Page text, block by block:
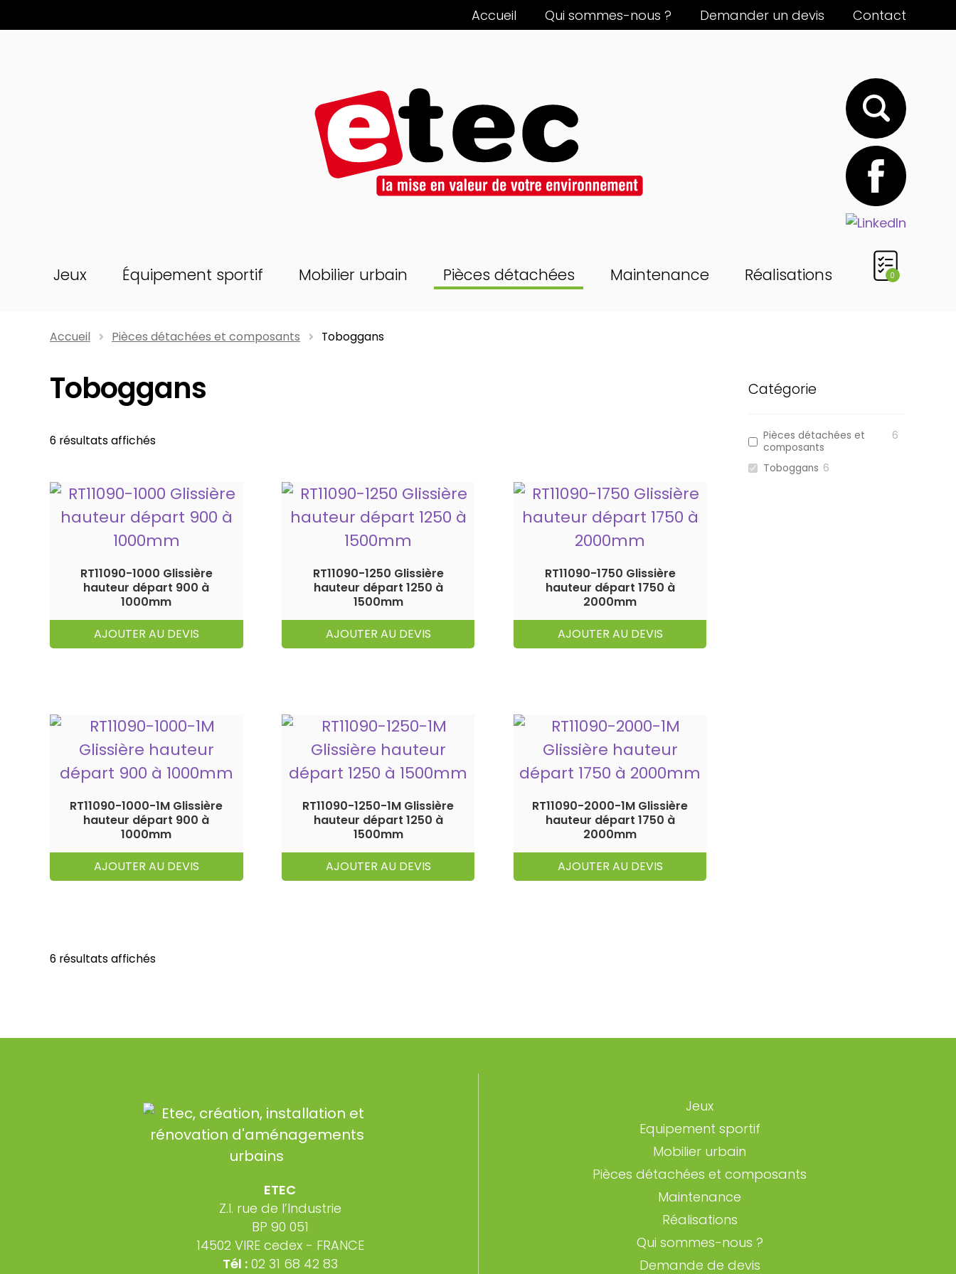
Accueil Qui sommes-nous ? Demander un devis Contact
Jeux Équipement sportif Mobilier urbain Pièces détachées Maintenance Réalisations 0
Accueil Pièces détachées et composants Toboggans
Toboggans
6 résultats affichés
RT11090-1000 Glissière
hauteur départ 900 à
1000mm
AJOUTER AU DEVIS
RT11090-1250 Glissière
hauteur départ 1250 à
1500mm
AJOUTER AU DEVIS
RT11090-1750 Glissière
hauteur départ 1750 à
2000mm
AJOUTER AU DEVIS
RT11090-1000-1M Glissière
hauteur départ 900 à
1000mm
AJOUTER AU DEVIS
RT11090-1250-1M Glissière
hauteur départ 1250 à
1500mm
AJOUTER AU DEVIS
RT11090-2000-1M Glissière
hauteur départ 1750 à
2000mm
AJOUTER AU DEVIS
6 résultats affichés
Catégorie
Pièces détachées et
composants
6
Toboggans 6
ETEC
Z.I. rue de l’Industrie
BP 90 051
14502 VIRE cedex - FRANCE
Tél :02 31 68 42 83
Jeux
Equipement sportif
Mobilier urbain
Pièces détachées et composants
Maintenance
Réalisations
Qui sommes-nous ?
Demande de devis